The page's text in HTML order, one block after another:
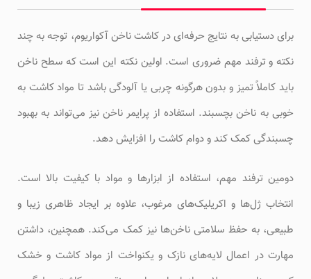
برای دستیابی به نتایج حرفه‌ای در کاشت ناخن آکواریوم، توجه به چند
نکته و ترفند مهم ضروری است. اولین نکته این است که سطح ناخن
باید کاملاً تمیز و بدون هرگونه چربی یا آلودگی باشد تا مواد کاشت به
خوبی به ناخن بچسبند. استفاده از پرایمر ناخن نیز می‌تواند به بهبود
چسبندگی کمک کند و دوام کاشت را افزایش دهد.
دومین ترفند مهم، استفاده از ابزارها و مواد با کیفیت بالا است.
انتخاب ژل‌ها و اکریلیک‌های مرغوب، علاوه بر ایجاد ظاهری زیبا و
طبیعی، به حفظ سلامتی ناخن‌ها نیز کمک می‌کند. همچنین، داشتن
مهارت در اعمال لایه‌های نازک و یکنواخت از مواد کاشت و خشک